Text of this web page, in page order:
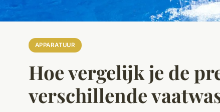
APPARATUUR
Hoe vergelijk je de
verschillende